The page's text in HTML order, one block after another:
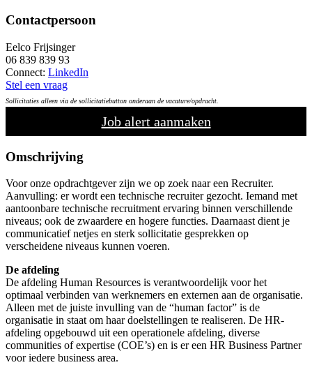
Contactpersoon
Eelco Frijsinger
06 839 839 93
Connect: LinkedIn
Stel een vraag
Sollicitaties alleen via de sollicitatiebutton onderaan de vacature/opdracht.
Job alert aanmaken
Omschrijving
Voor onze opdrachtgever zijn we op zoek naar een Recruiter.
Aanvulling: er wordt een technische recruiter gezocht. Iemand met
aantoonbare technische recruitment ervaring binnen verschillende
niveaus; ook de zwaardere en hogere functies. Daarnaast dient je
communicatief netjes en sterk sollicitatie gesprekken op
verscheidene niveaus kunnen voeren.
De afdeling
De afdeling Human Resources is verantwoordelijk voor het
optimaal verbinden van werknemers en externen aan de organisatie.
Alleen met de juiste invulling van de “human factor” is de
organisatie in staat om haar doelstellingen te realiseren. De HR-
afdeling opgebouwd uit een operationele afdeling, diverse
communities of expertise (COE’s) en is er een HR Business Partner
voor iedere business area.